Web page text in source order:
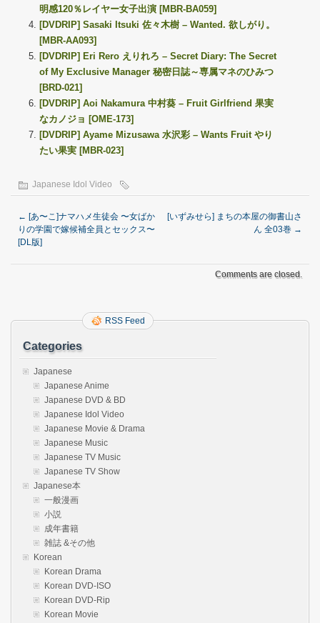
明感120％レイヤー女子出演 [MBR-BA059]
[DVDRIP] Sasaki Itsuki 佐々木樹 – Wanted. 欲しがり。
[MBR-AA093]
[DVDRIP] Eri Rero えりれろ – Secret Diary: The Secret
of My Exclusive Manager 秘密日誌～専属マネのひみつ
[BRD-021]
[DVDRIP] Aoi Nakamura 中村葵 – Fruit Girlfriend 果実
なカノジョ [OME-173]
[DVDRIP] Ayame Mizusawa 水沢彩 – Wants Fruit やり
たい果実 [MBR-023]
Japanese Idol Video
← [あ〜こ]ナマハメ生徒会 〜女ばか
りの学園で嫁候補全員とセックス〜
[DL版]
[いずみせら] まちの本屋の御書山さ
ん 全03巻 →
Comments are closed.
RSS Feed
Categories
Japanese
Japanese Anime
Japanese DVD & BD
Japanese Idol Video
Japanese Movie & Drama
Japanese Music
Japanese TV Music
Japanese TV Show
Japanese本
一般漫画
小説
成年書籍
雑誌 &その他
Korean
Korean Drama
Korean DVD-ISO
Korean DVD-Rip
Korean Movie